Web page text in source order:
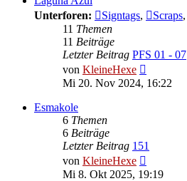
Unterforen:
Signtags, Scraps,
11 Themen
11 Beiträge
Letzter Beitrag PFS 01 - 07
von KleineHexe
Beitrag
Mi 20. Nov 2024, 16:22
Esmakole
6 Themen
6 Beiträge
Letzter Beitrag 151
von KleineHexe
Beitrag
Mi 8. Okt 2025, 19:19